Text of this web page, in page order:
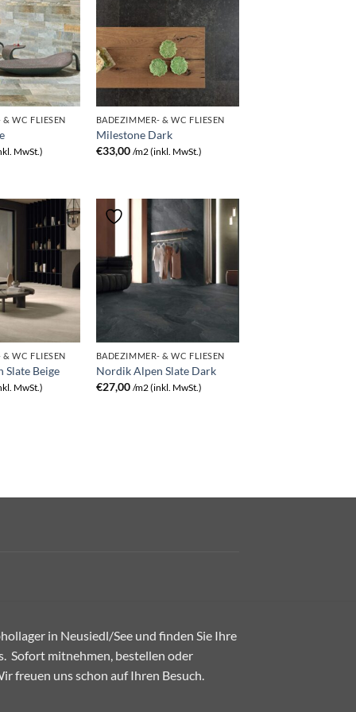
WC FLIESEN
MwSt.)
BADEZIMMER- & WC FLIESEN
Milestone Dark
€33,00 /m2 (inkl. MwSt.)
WC FLIESEN
Slate Beige
MwSt.)
BADEZIMMER- & WC FLIESEN
Nordik Alpen Slate Dark
€27,00 /m2 (inkl. MwSt.)
in Neusiedl/See und finden Sie Ihre
Sofort mitnehmen, bestellen oder
freuen uns schon auf Ihren Besuch.